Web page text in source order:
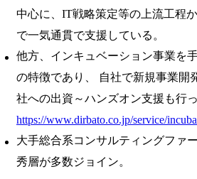
中心に、IT戦略策定等の上流工程
で一気通貫で支援している。
他方、インキュベーション事業を
の特徴であり、 自社で新規事業開
社への出資～ハンズオン支援も行
https://www.dirbato.co.jp/service/
大手総合系コンサルティングファ
秀層が多数ジョイン。